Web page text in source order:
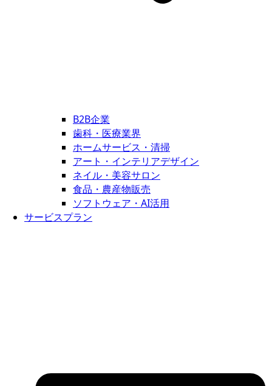
B2B企業
歯科・医療業界
ホームサービス・清掃
アート・インテリアデザイン
ネイル・美容サロン
食品・農産物販売
ソフトウェア・AI活用
サービスプラン